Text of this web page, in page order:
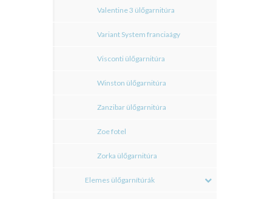
Valentine 3 ülőgarnitúra
Variant System franciaágy
Visconti ülőgarnitúra
Winston ülőgarnitúra
Zanzibar ülőgarnitúra
Zoe fotel
Zorka ülőgarnitúra
Elemes ülőgarnítúrák